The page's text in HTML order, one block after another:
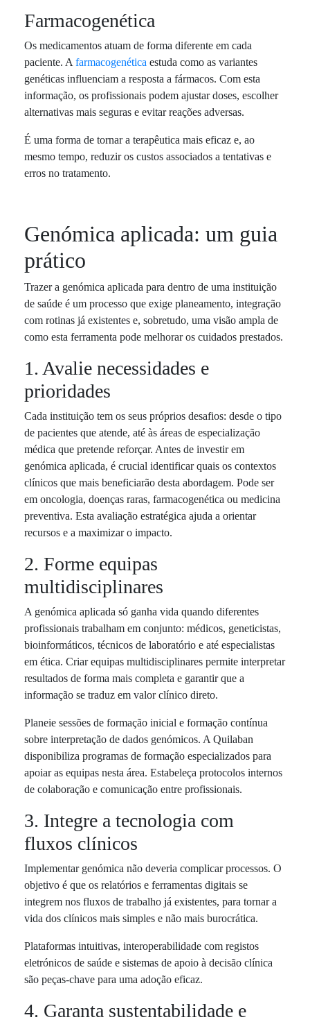
Farmacogenética
Os medicamentos atuam de forma diferente em cada
paciente. A farmacogenética estuda como as variantes
genéticas influenciam a resposta a fármacos. Com esta
informação, os profissionais podem ajustar doses, escolher
alternativas mais seguras e evitar reações adversas.
É uma forma de tornar a terapêutica mais eficaz e, ao
mesmo tempo, reduzir os custos associados a tentativas e
erros no tratamento.
Genómica aplicada: um guia
prático
Trazer a genómica aplicada para dentro de uma instituição
de saúde é um processo que exige planeamento, integração
com rotinas já existentes e, sobretudo, uma visão ampla de
como esta ferramenta pode melhorar os cuidados prestados.
1. Avalie necessidades e
prioridades
Cada instituição tem os seus próprios desafios: desde o tipo
de pacientes que atende, até às áreas de especialização
médica que pretende reforçar. Antes de investir em
genómica aplicada, é crucial identificar quais os contextos
clínicos que mais beneficiarão desta abordagem. Pode ser
em oncologia, doenças raras, farmacogenética ou medicina
preventiva. Esta avaliação estratégica ajuda a orientar
recursos e a maximizar o impacto.
2. Forme equipas
multidisciplinares
A genómica aplicada só ganha vida quando diferentes
profissionais trabalham em conjunto: médicos, geneticistas,
bioinformáticos, técnicos de laboratório e até especialistas
em ética. Criar equipas multidisciplinares permite interpretar
resultados de forma mais completa e garantir que a
informação se traduz em valor clínico direto.
Planeie sessões de formação inicial e formação contínua
sobre interpretação de dados genómicos. A Quilaban
disponibiliza programas de formação especializados para
apoiar as equipas nesta área. Estabeleça protocolos internos
de colaboração e comunicação entre profissionais.
3. Integre a tecnologia com
fluxos clínicos
Implementar genómica não deveria complicar processos. O
objetivo é que os relatórios e ferramentas digitais se
integrem nos fluxos de trabalho já existentes, para tornar a
vida dos clínicos mais simples e não mais burocrática.
Plataformas intuitivas, interoperabilidade com registos
eletrónicos de saúde e sistemas de apoio à decisão clínica
são peças-chave para uma adoção eficaz.
4. Garanta sustentabilidade e